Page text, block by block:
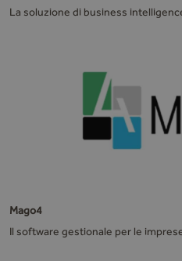
La soluzione di business
Mago4
Il software gestionale per le